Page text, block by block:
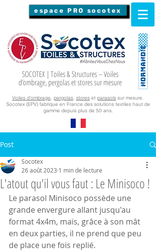
espace PRO socotex
SOCOTEX | Toiles & Structures – Voiles
d’ombrage, pergolas et stores sur mesure
Voiles d’ombrage, pergolas, stores et parasols sur mesure.
Socotex (EPV) fabrique en France des solutions textiles haut de
gamme depuis plus de 50 ans.
Post
L'atout qu'il vous faut : Le Minisoco !
Socotex
26 août 2023 1 min de lecture
Le parasol Minisoco possède une
grande envergure allant jusqu'au
format 4x4m, mais, grâce à son mât
en deux parties, il ne prend que peu
de place une fois replié.